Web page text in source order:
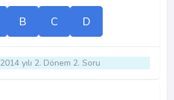
B C D
yılı 2. Dönem 2. Soru